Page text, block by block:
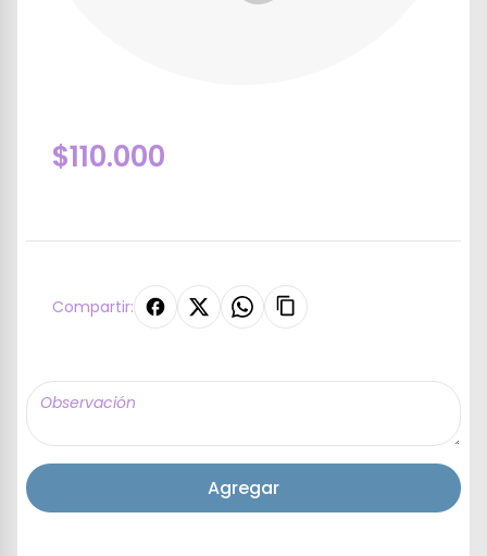
$110.000
Compartir:
Agregar